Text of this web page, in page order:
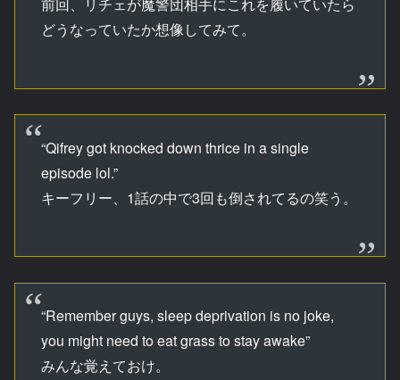
前回、リチェが魔警団相手にこれを履いていたら
どうなっていたか想像してみて。
“Qifrey got knocked down thrice in a single
episode lol.”
キーフリー、1話の中で3回も倒されてるの笑う。
“Remember guys, sleep deprivation is no joke,
you might need to eat grass to stay awake”
みんな覚えておけ。